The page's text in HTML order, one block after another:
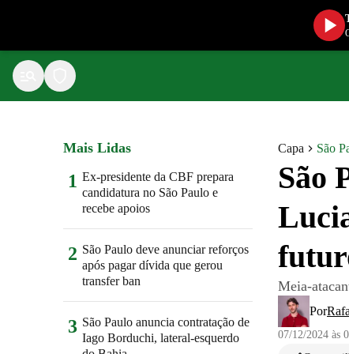
Capa São
São
Meia-
Por
07/12/2024 às
Mais Lidas
1 Ex-presidente da CBF prepara
candidatura no São Paulo e
recebe apoios
2 São Paulo deve anunciar reforços
após pagar dívida que gerou
transfer ban
3 São Paulo anuncia contratação de
Iago Borduchi, lateral-esquerdo